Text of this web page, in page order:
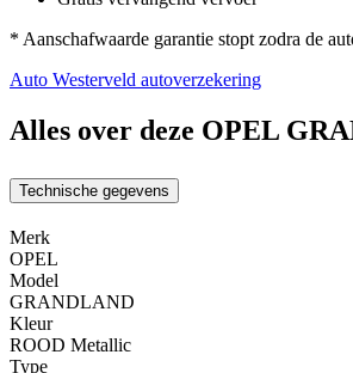
* Aanschafwaarde garantie stopt zodra de
Auto Westerveld autoverzekering
Alles over deze OPEL
Technische gegevens
Merk
OPEL
Model
GRANDLAND
Kleur
ROOD Metallic
Type